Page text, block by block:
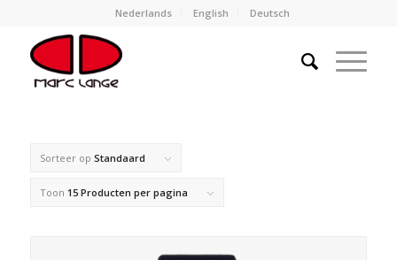
Nederlands English Deutsch
Sorteer op Standaard
Toon 15 Producten per pagina